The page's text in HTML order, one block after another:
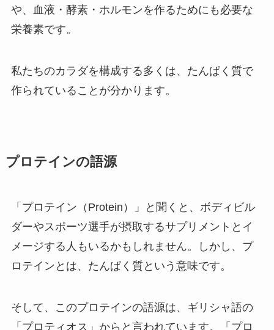
や、血液・酵素・ホルモンを作るためにも必要な
栄養素です。
私たちのカラダを構成する多くは、たんぱく質で
作られていることが分かります。
プロテインの語源
「プロテイン（Protein）」と聞くと、ボディビル
ダーやスポーツ選手が摂取するサプリメントとイ
メージする人もいるかもしれません。しかし、プ
ロテインとは、たんぱく質という意味です。
そして、このプロテインの語源は、ギリシャ語の
「プロティオス」からと言われています。「プロ